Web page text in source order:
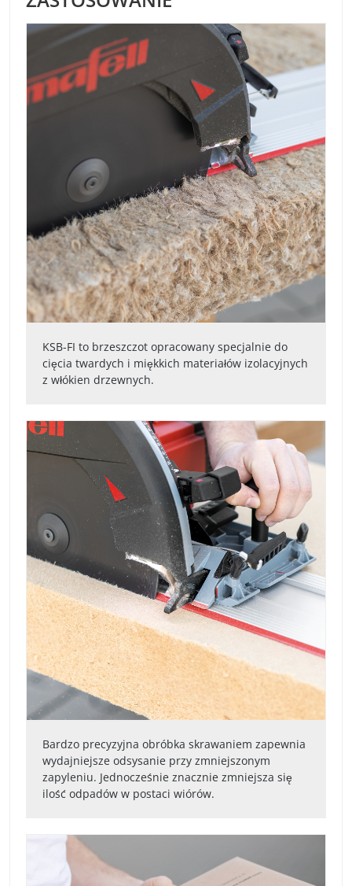
KSB-FI to brzeszczot opracowany specjalnie do
cięcia twardych i miękkich materiałów izolacyjnych
z włókien drzewnych.
Bardzo precyzyjna obróbka skrawaniem zapewnia
wydajniejsze odsysanie przy zmniejszonym
zapyleniu. Jednocześnie znacznie zmniejsza się
ilość odpadów w postaci wiórów.